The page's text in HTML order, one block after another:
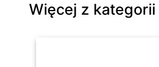
Więcej z kategorii